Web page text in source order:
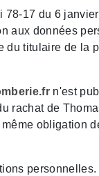
17 du 6
aux données
titulaire de
n'est
rachat de
obligation
personnelles.